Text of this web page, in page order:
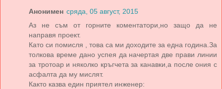
Анонимен сряда, 05 август, 2015
Аз не съм от горните коментатори,но защо да не
направя проект.
Като си помисля , това са ми доходите за една година.За
толкова време дано успея да начертая две прави линии
за тротоар и няколко кръгчета за канавки,а после ония с
асфалта да му мислят.
Както казва един приятел инженер: